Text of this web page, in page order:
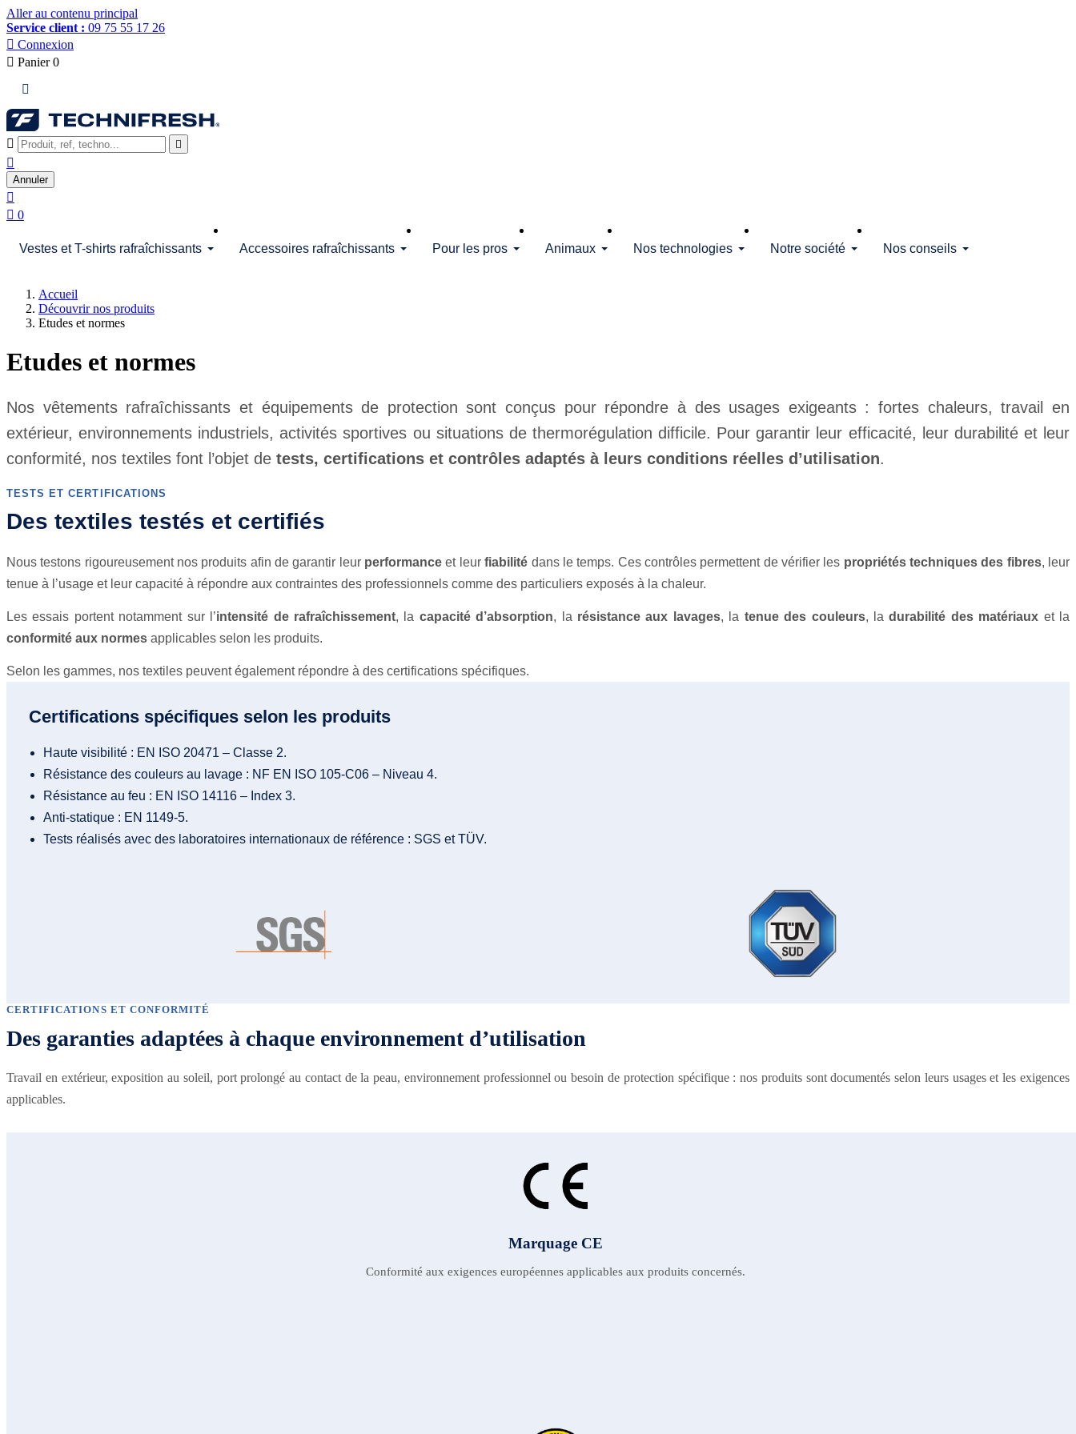
Aller au contenu principal
Service client : 09 75 55 17 26
 Connexion
 Panier 0

 

Annuler

 0
Vestes et T-shirts rafraîchissants Accessoires rafraîchissants Pour les pros Animaux Nos technologies Notre société Nos conseils
Accueil
Découvrir nos produits
Etudes et normes
Etudes et normes
Nos vêtements rafraîchissants et équipements de protection sont conçus pour répondre à des usages exigeants : fortes chaleurs, travail en
extérieur, environnements industriels, activités sportives ou situations de thermorégulation difficile. Pour garantir leur efficacité, leur durabilité et leur
conformité, nos textiles font l’objet de tests, certifications et contrôles adaptés à leurs conditions réelles d’utilisation.
TESTS ET CERTIFICATIONS
Des textiles testés et certifiés
Nous testons rigoureusement nos produits afin de garantir leur performance et leurfiabilité dans le temps. Ces contrôles permettent de vérifier les propriétés techniques des fibres, leur
tenue à l’usage et leur capacité à répondre aux contraintes des professionnels comme des particuliers exposés à la chaleur.
Les essais portent notamment sur l’intensité de rafraîchissement, la capacité d’absorption, la résistance aux lavages, la tenue des couleurs, ladurabilité des matériaux et la
conformité aux normes applicables selon les produits.
Selon les gammes, nos textiles peuvent également répondre à des certifications spécifiques.
Certifications spécifiques selon les produits
Haute visibilité : EN ISO 20471 – Classe 2.
Résistance des couleurs au lavage : NF EN ISO 105-C06 – Niveau 4.
Résistance au feu : EN ISO 14116 – Index 3.
Anti-statique : EN 1149-5.
Tests réalisés avec des laboratoires internationaux de référence : SGS et TÜV.
CERTIFICATIONS ET CONFORMITÉ
Des garanties adaptées à chaque environnement d’utilisation
Travail en extérieur, exposition au soleil, port prolongé au contact de la peau, environnement professionnel ou besoin de protection spécifique : nos produits sont documentés selon leurs usages et les exigences
applicables.
Marquage CE
Conformité aux exigences européennes applicables aux produits concernés.